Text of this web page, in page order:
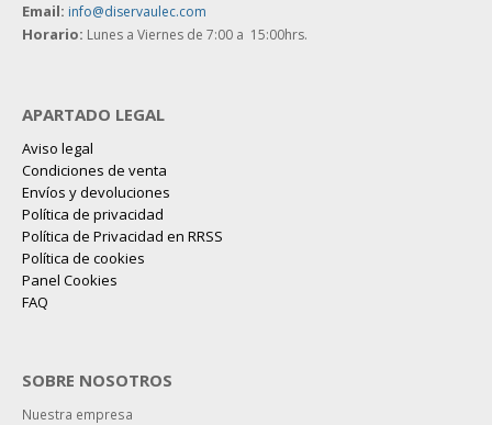
Email: info@diservaulec.com
Horario: Lunes a Viernes de 7:00 a 15:00hrs.
APARTADO LEGAL
Aviso legal
Condiciones de venta
Envíos y devoluciones
Política de privacidad
Política de Privacidad en RRSS
Política de cookies
Panel Cookies
FAQ
SOBRE NOSOTROS
Nuestra empresa